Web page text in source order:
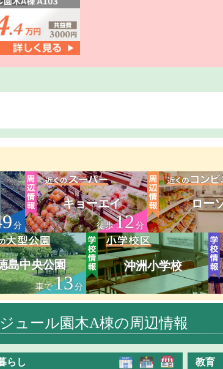
分
キョーエイ
徒歩12分
ロー
島中央公園
車で13分
沖洲小学校
ュール園木A棟の周辺情報
らし 教育